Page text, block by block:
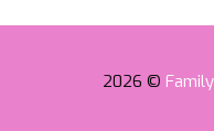
2026 ©